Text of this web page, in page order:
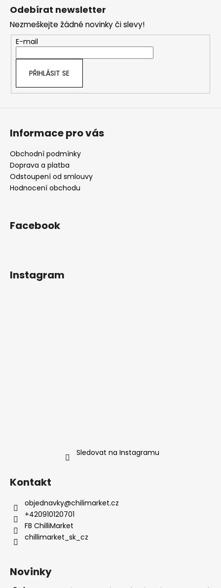
p
r
v
k
ý
Odebírat newsletter
Nezmeškejte žádné novinky či slevy!
E-mail
PŘIHLÁSIT SE
Informace pro vás
Obchodní podmínky
Doprava a platba
Odstoupení od smlouvy
Hodnocení obchodu
Facebook
Instagram
Sledovat na Instagramu
Kontakt
objednavky@chilimarket.cz
+420910120701
FB ChilliMarket
chillimarket_sk_cz
Novinky